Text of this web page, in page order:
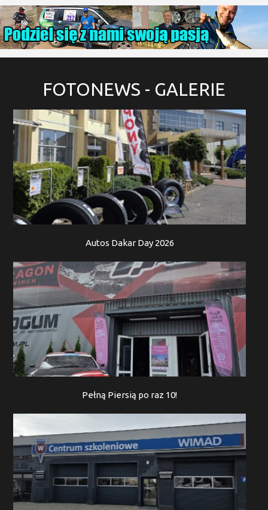
FOTONEWS - GALERIE
Autos Dakar Day 2026
Pełną Piersią po raz 10!